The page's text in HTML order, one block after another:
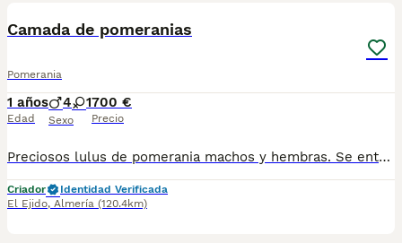
Camada de pomeranias
Pomerania
1 años
Edad
4 1
Sexo
700 €
Precio
Preciosos lulus de pomerania machos y hembras. Se entregan con todas sus vacunas al dia desparasitados y revisados por veterinario. Mandamos fotos y vídeos. Pueden pasar a verlos Llevamos a su casa Más info 618645328.
Criador
Identidad Verificada
El Ejido, Almería (120.4km)